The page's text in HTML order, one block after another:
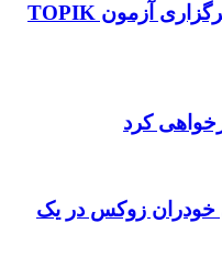
راه‌اندازی رشته کره‌ای و برگزاری آزمون TOPIK
کرد
خودران زوکس در یک